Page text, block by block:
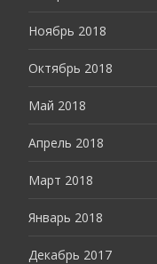
Ноябрь 2018
Октябрь 2018
Май 2018
Апрель 2018
Март 2018
Январь 2018
Декабрь 2017